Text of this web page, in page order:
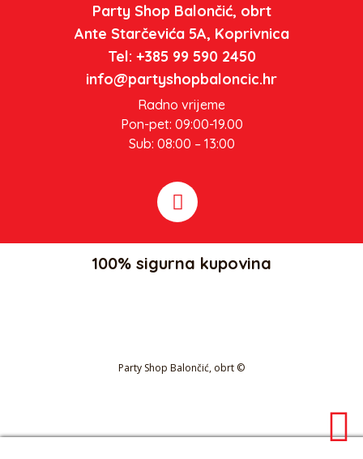
Party Shop Balončić, obrt
Ante Starčevića 5A, Koprivnica
Tel: +385 99 590 2450
info@partyshopbaloncic.hr
Radno vrijeme
Pon-pet: 09:00-19.00
Sub: 08:00 – 13:00
100% sigurna kupovina
Party Shop Balončić, obrt ©